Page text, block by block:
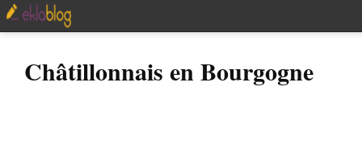
Châtillonnais en Bourgogne